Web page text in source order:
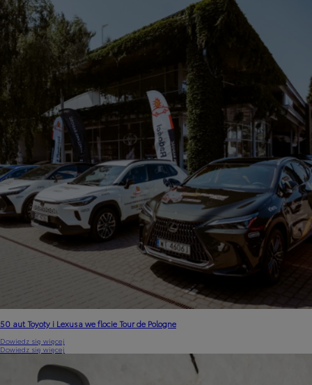
50 aut Toyoty i Lexusa we flocie Tour de Pologne
Dowiedz się więcej
Dowiedz się więcej